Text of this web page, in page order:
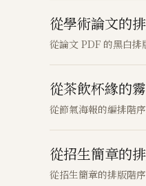
從學術論文的
從論文 PDF 的黑白
從茶飲杯緣的
從節氣海報的編排階
從招生簡章的
從招生簡章的排版階